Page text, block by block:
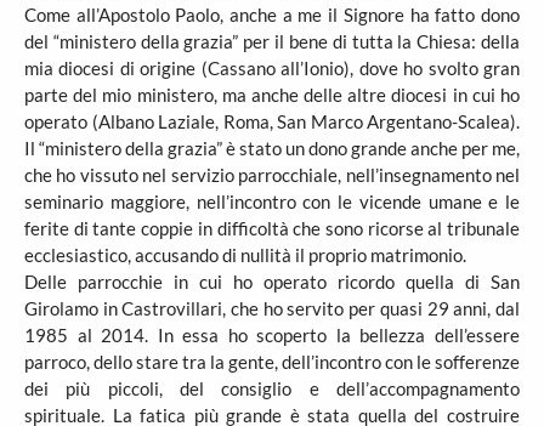
Come all’Apostolo Paolo, anche a me il Signore ha fatto dono
del “ministero della grazia” per il bene di tutta la Chiesa: della
mia diocesi di origine (Cassano all’Ionio), dove ho svolto gran
parte del mio ministero, ma anche delle altre diocesi in cui ho
operato (Albano Laziale, Roma, San Marco Argentano-Scalea).
Il “ministero della grazia” è stato un dono grande anche per me,
che ho vissuto nel servizio parrocchiale, nell’insegnamento nel
seminario maggiore, nell’incontro con le vicende umane e le
ferite di tante coppie in difficoltà che sono ricorse al tribunale
ecclesiastico, accusando di nullità il proprio matrimonio.
Delle parrocchie in cui ho operato ricordo quella di San
Girolamo in Castrovillari, che ho servito per quasi 29 anni, dal
1985 al 2014. In essa ho scoperto la bellezza dell’essere
parroco, dello stare tra la gente, dell’incontro con le sofferenze
dei più piccoli, del consiglio e dell’accompagnamento
spirituale. La fatica più grande è stata quella del costruire